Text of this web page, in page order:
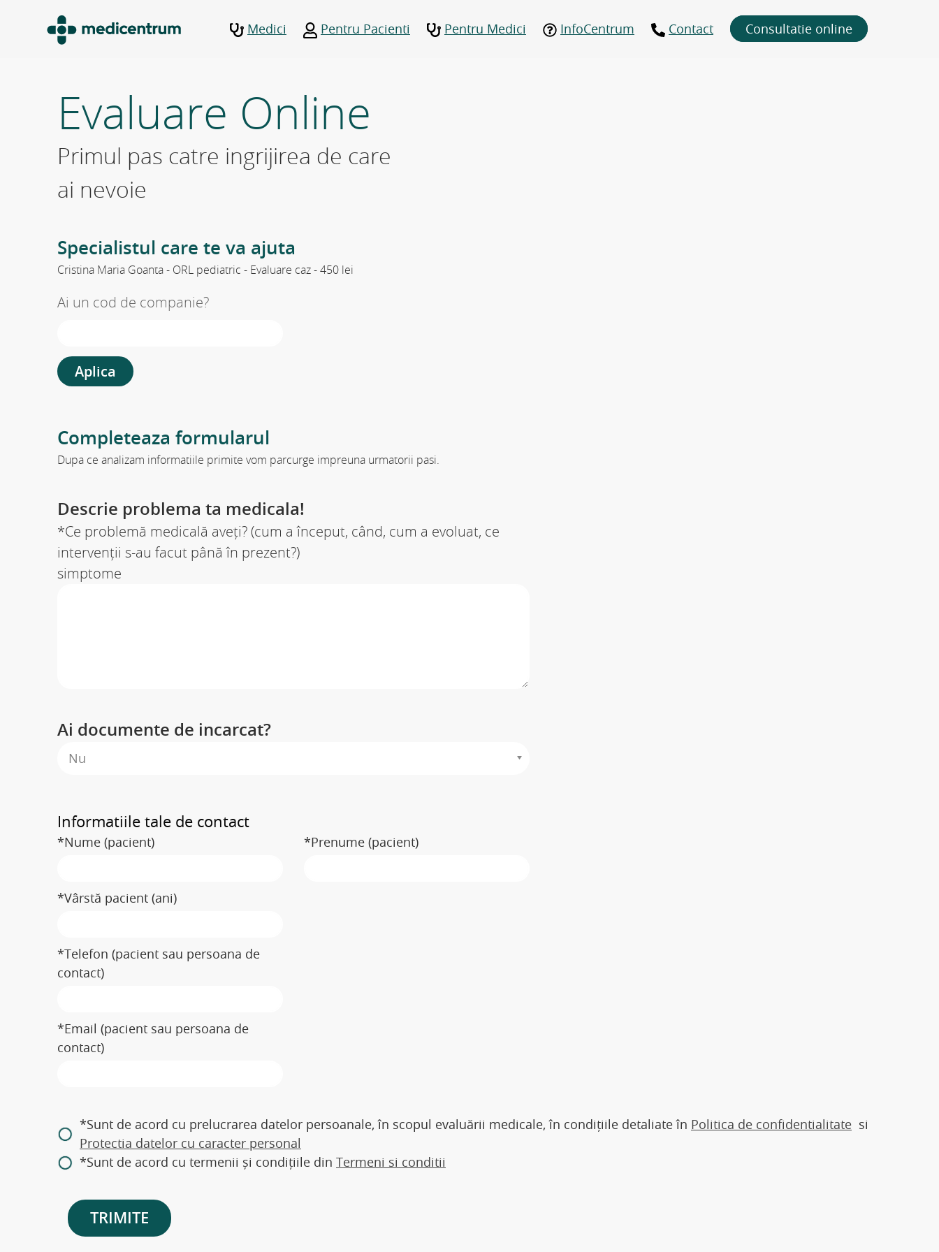
Medici Pentru Pacienti Pentru Medici InfoCentrum Contact Consultatie online
Evaluare Online
Primul pas catre ingrijirea de care
ai nevoie
Specialistul care te va ajuta
Cristina Maria Goanta - ORL pediatric - Evaluare caz -450 lei
Ai un cod de companie?
Aplica
Completeaza formularul
Dupa ce analizam informatiile primite vom parcurge impreuna urmatorii pasi.
Descrie problema ta medicala!
*Ce problemă medicală aveți? (cum a început, când, cum a evoluat, ce
intervenții s-au facut până în prezent?)
simptome
Ai documente de incarcat?
Nu
Informatiile tale de contact
*Nume (pacient) *Prenume (pacient)
*Vârstă pacient (ani)
*Telefon (pacient sau persoana de
contact)
*Email (pacient sau persoana de
contact)
*Sunt de acord cu prelucrarea datelor persoanale, în scopul evaluării medicale, în condițiile detaliate în Politica de confidentialitate si
Protectia datelor cu caracter personal
*Sunt de acord cu termenii și condițiile din Termeni si conditii
TRIMITE